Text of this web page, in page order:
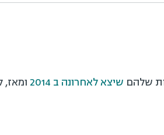
שיצא לאחרונה ב 2014
ומאז,